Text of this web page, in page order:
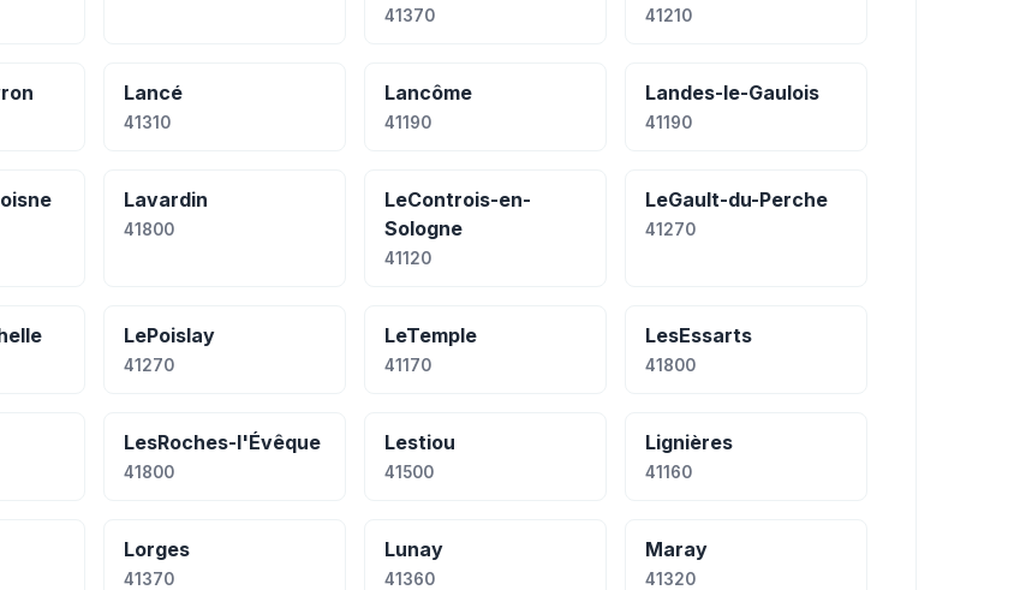
41370 41210
Lancé
41310
Lancôme
41190
Landes-le-Gaulois
41190
Lavardin
41800
LeControis-en-
Sologne
41120
LeGault-du-Perche
41270
LePoislay
41270
LeTemple
41170
LesEssarts
41800
LesRoches-l'Évêque
41800
Lestiou
41500
Lignières
41160
Lorges
41370
Lunay
41360
Maray
41320